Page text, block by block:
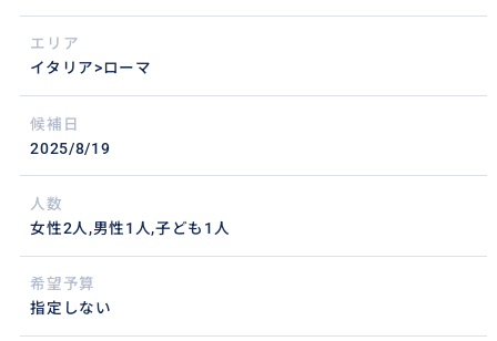
エリア
イタリア>ローマ
候補日
2025/8/19
人数
女性2人,男性1人,子ども1人
希望予算
指定しない